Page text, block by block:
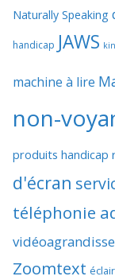
Naturally Speaking
handicap JAWS
machine à lire
non-
produits handicap
d'écran
téléphonie
Zoomtext